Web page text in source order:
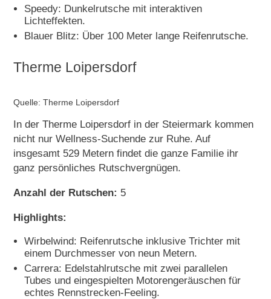
Speedy: Dunkelrutsche mit interaktiven
Lichteffekten.
Blauer Blitz: Über 100 Meter lange Reifenrutsche.
Therme Loipersdorf
Quelle: Therme Loipersdorf
In der Therme Loipersdorf in der Steiermark kommen
nicht nur Wellness-Suchende zur Ruhe. Auf
insgesamt 529 Metern findet die ganze Familie ihr
ganz persönliches Rutschvergnügen.
Anzahl der Rutschen: 5
Highlights:
Wirbelwind: Reifenrutsche inklusive Trichter mit
einem Durchmesser von neun Metern.
Carrera: Edelstahlrutsche mit zwei parallelen
Tubes und eingespielten Motorengeräuschen für
echtes Rennstrecken-Feeling.